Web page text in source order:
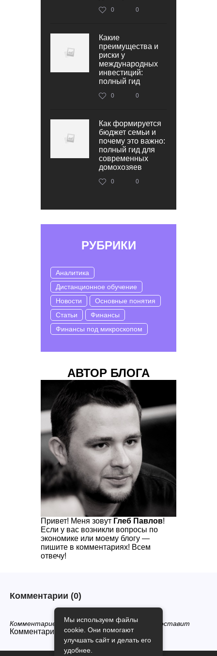
0 0
Какие
преимущества и
риски у
международных
инвестиций:
полный гид
0 0
Как формируется
бюджет семьи и
почему это важно:
полный гид для
современных
домохозяев
0 0
РУБРИКИ
Аналитика
Дистанционное обучение
Новости
Основные понятия
Статьи
Финансы
Финансы под микроскопом
АВТОР БЛОГА
Привет! Меня зовут Глеб Павлов!
Если у вас возникли вопросы по
экономике или моему блогу —
пишите в комментариях! Всем
отвечу!
Комментарии (0)
Комментариев нет, будьте первым кто его оставит
Комментарии закрыты.
Мы используем файлы
cookie. Они помогают
улучшать сайт и делать его
удобнее.